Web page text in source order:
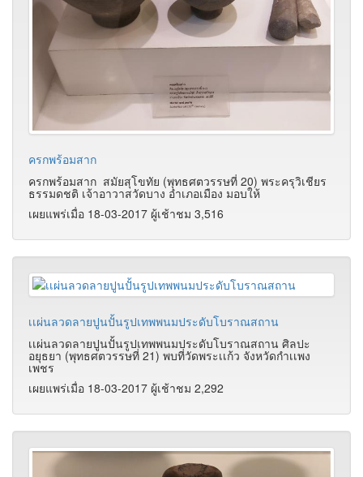
ครกพร้อมสาก
ครกพร้อมสาก สมัยสุโขทัย (พุทธศตวรรษที่ 20) พระครุวิเชียร
ธรรมดชติ เจ้าอาวาสวัดบาง อำเภอเมือง มอบให้
เผยแพร่เมื่อ 18-03-2017 ผู้เช้าชม 3,516
เเผ่นลวดลายปูนปั้นรูปเทพพนมประดับโบราณสถาน
เเผ่นลวดลายปูนปั้นรูปเทพพนมประดับโบราณสถาน ศิลปะ
อยุธยา (พุทธศตวรรษที่ 21) พบที่วัดพระเเก้ว จังหวัดกำเเพง
เพชร
เผยแพร่เมื่อ 18-03-2017 ผู้เช้าชม 2,292